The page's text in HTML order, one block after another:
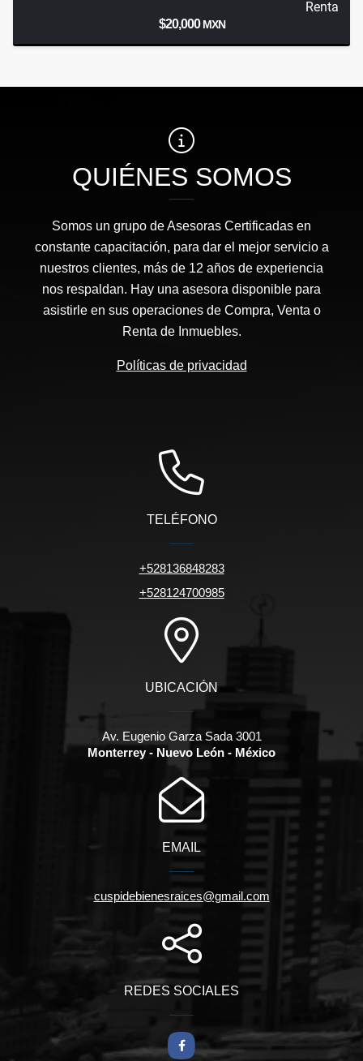
Renta
$20,000MXN
QUIÉNES SOMOS
Somos un grupo de Asesoras Certificadas en
constante capacitación, para dar el mejor servicio a
nuestros clientes, más de 12 años de experiencia
nos respaldan. Hay una asesora disponible para
asistirle en sus operaciones de Compra, Venta o
Renta de Inmuebles.
Políticas de privacidad
TELÉFONO
+528136848283
+528124700985
UBICACIÓN
Av. Eugenio Garza Sada 3001
Monterrey - Nuevo León - México
EMAIL
cuspidebienesraices@gmail.com
REDES SOCIALES
Facebook